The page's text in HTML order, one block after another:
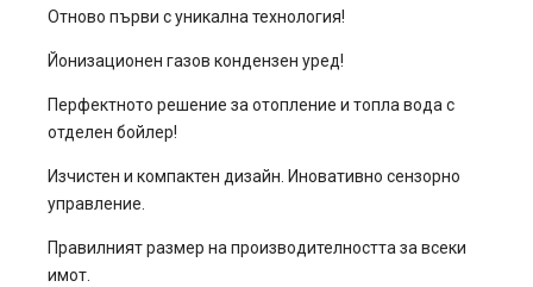
Отново първи с уникална технология!
Йонизационен газов кондензен уред!
Перфектното решение за отопление и топла вода с
отделен бойлер!
Изчистен и компактен дизайн. Иновативно сензорно
управление.
Правилният размер на производителността за всеки
имот.